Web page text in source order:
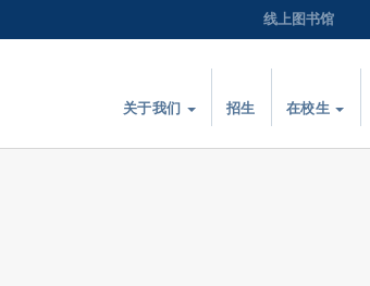
线上图书馆
关于我们 招生 在校生